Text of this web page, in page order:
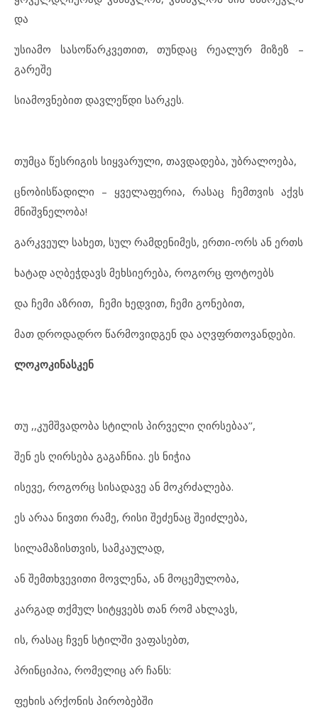
და
უსიამო სასოწარკვეთით, თუნდაც რეალურ მიზეზ –
გარეშე
სიამოვნებით დავლეწდი სარკეს.
თუმცა წესრიგის სიყვარული, თავდადება, უბრალოება,
ცნობისწადილი – ყველაფერია, რასაც ჩემთვის აქვს
მნიშვნელობა!
გარკვეულ სახეთ, სულ რამდენიმეს, ერთი-ორს ან ერთს
ხატად აღბეჭდავს მეხსიერება, როგორც ფოტოებს
და ჩემი აზრით, ჩემი ხედვით, ჩემი გონებით,
მათ დროდადრო წარმოვიდგენ და აღვფრთოვანდები.
ლოკოკინასკენ
თუ ,,კუმშვადობა სტილის პირველი ღირსებაა’’,
შენ ეს ღირსება გაგაჩნია. ეს ნიჭია
ისევე, როგორც სისადავე ან მოკრძალება.
ეს არაა ნივთი რამე, რისი შეძენაც შეიძლება,
სილამაზისთვის, სამკაულად,
ან შემთხვევითი მოვლენა, ან მოცემულობა,
კარგად თქმულ სიტყვებს თან რომ ახლავს,
ის, რასაც ჩვენ სტილში ვაფასებთ,
პრინციპია, რომელიც არ ჩანს:
ფეხის არქონის პირობებში